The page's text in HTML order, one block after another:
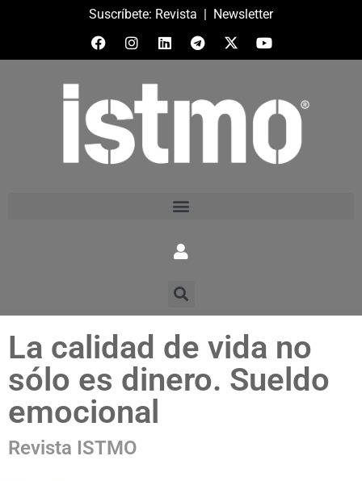
Suscríbete: Revista | Newsletter
La calidad de vida no
sólo es dinero. Sueldo
emocional
Revista ISTMO